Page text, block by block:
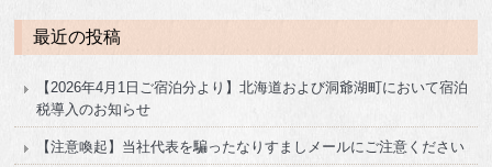
最近の投稿
【2026年4月1日ご宿泊分より】北海道および洞爺湖町において宿泊
税導入のお知らせ
【注意喚起】当社代表を騙ったなりすましメールにご注意ください